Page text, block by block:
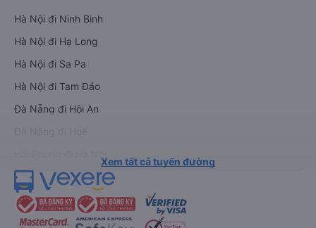
Hà Nội đi Ninh Bình
Hà Nội đi Hạ Long
Hà Nội đi Sa Pa
Hà Nội đi Tam Đảo
Đà Nẵng đi Hội An
Xem tất cả tuyến đường